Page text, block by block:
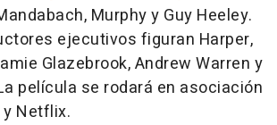
Murphy y Guy Heeley.
ejecutivos figuran Harper,
Glazebrook, Andrew Warren y
película se rodará en asociación
y Netflix.